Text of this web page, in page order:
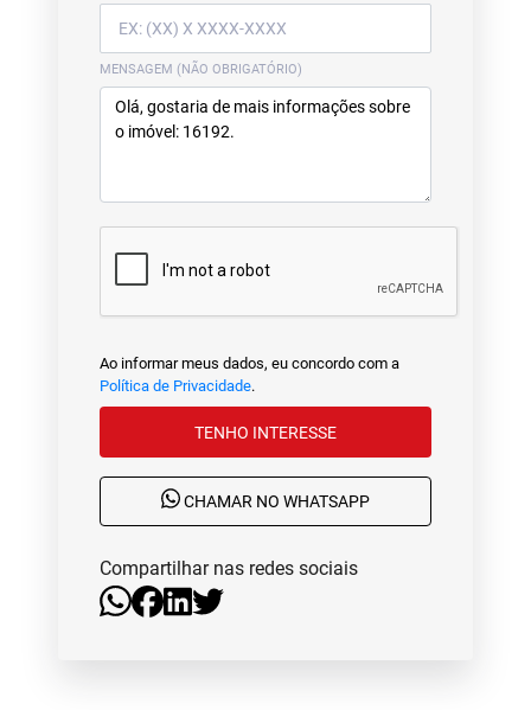
MENSAGEM (NÃO OBRIGATÓRIO)
Ao informar meus dados, eu concordo com a
Política de Privacidade.
TENHO INTERESSE
CHAMAR NO WHATSAPP
Compartilhar nas redes sociais